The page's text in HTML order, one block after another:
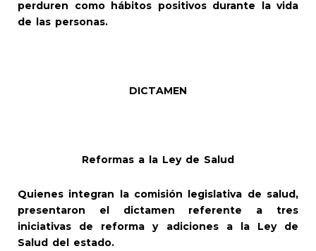
perduren como hábitos positivos durante la vida
de las personas.
DICTAMEN
Reformas a la Ley de Salud
Quienes integran la comisión legislativa de salud,
presentaron el dictamen referente a tres
iniciativas de reforma y adiciones a la Ley de
Salud del estado.